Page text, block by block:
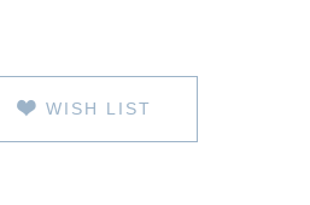
WISH LIST